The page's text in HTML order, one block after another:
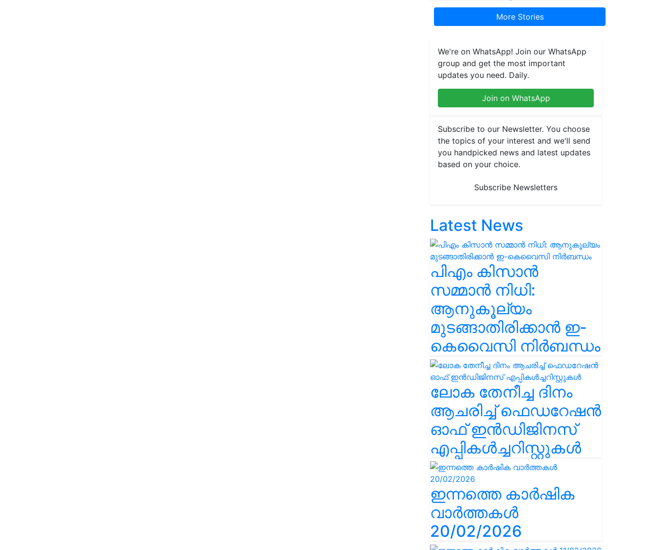
More Stories
We're on WhatsApp! Join our WhatsApp
group and get the most important
updates you need. Daily.
Join on WhatsApp
Subscribe to our Newsletter. You choose
the topics of your interest and we'll send
you handpicked news and latest updates
based on your choice.
Subscribe Newsletters
Latest News
പിഎം കിസാൻ
സമ്മാൻ നിധി:
ആനുകൂല്യം
മുടങ്ങാതിരിക്കാൻ ഇ-
കെവൈസി നിർബന്ധം
ലോക തേനീച്ച ദിനം
ആചരിച്ച് ഫെഡറേഷൻ
ഓഫ് ഇൻഡിജിനസ്
എപ്പികൾച്ചറിസ്റ്റുകൾ
ഇന്നത്തെ കാർഷിക
വാർത്തകൾ
20/02/2026